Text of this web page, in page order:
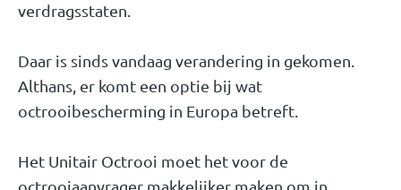
verdragsstaten.
Daar is sinds vandaag verandering in gekomen.
Althans, er komt een optie bij wat
octrooibescherming in Europa betreft.
Het Unitair Octrooi moet het voor de
octrooiaanvrager makkelijker maken om in